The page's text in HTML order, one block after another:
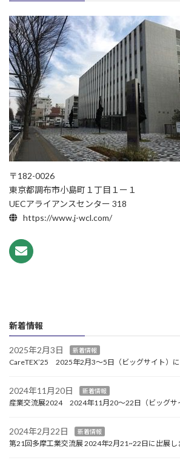
〒182-0026
東京都調布市小島町１丁目１ー１
UECアライアンスセンター 318
https://www.j-wcl.com/
新着情報
2025年2月3日 新着情報
CareTEX’25 2025年2月3～5日（ビッグサイト）に
2024年11月20日 新着情報
産業交流展2024 2024年11月20～22日（ビッグサ
2024年2月22日 新着情報
第21回多摩工業交流展 2024年2月21~22日に出展し